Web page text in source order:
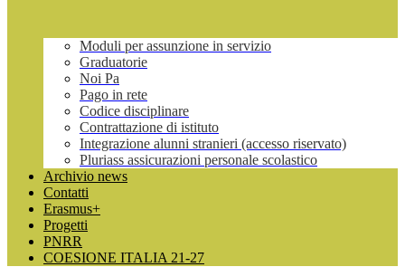
Moduli per assunzione in servizio
Graduatorie
Noi Pa
Pago in rete
Codice disciplinare
Contrattazione di istituto
Integrazione alunni stranieri (accesso riservato)
Pluriass assicurazioni personale scolastico
Archivio news
Contatti
Erasmus+
Progetti
PNRR
COESIONE ITALIA 21-27